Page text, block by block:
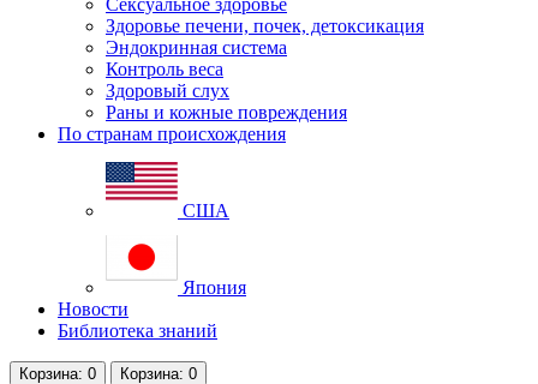
Сексуальное здоровье
Здоровье печени, почек, детоксикация
Эндокринная система
Контроль веса
Здоровый слух
Раны и кожные повреждения
По странам происхождения
США
Япония
Новости
Библиотека знаний
Корзина: 0 Корзина: 0